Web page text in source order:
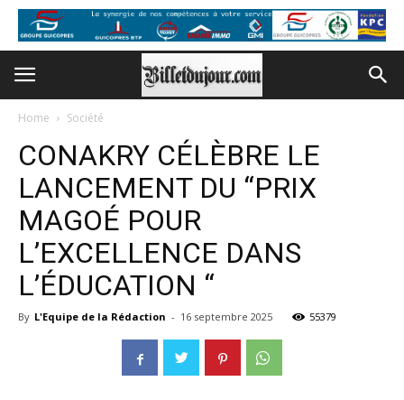
Home Société
CONAKRY CÉLÈBRE LE
LANCEMENT DU “PRIX
MAGOÉ POUR
L’EXCELLENCE DANS
L’ÉDUCATION “
By L'Equipe de la Rédaction - 16 septembre 2025 55379